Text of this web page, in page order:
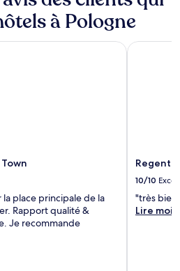
à Pologne
Town
place principale de la
Rapport qualité &
Je recommande
Regent
10/10
"très bien
Lire
Regent